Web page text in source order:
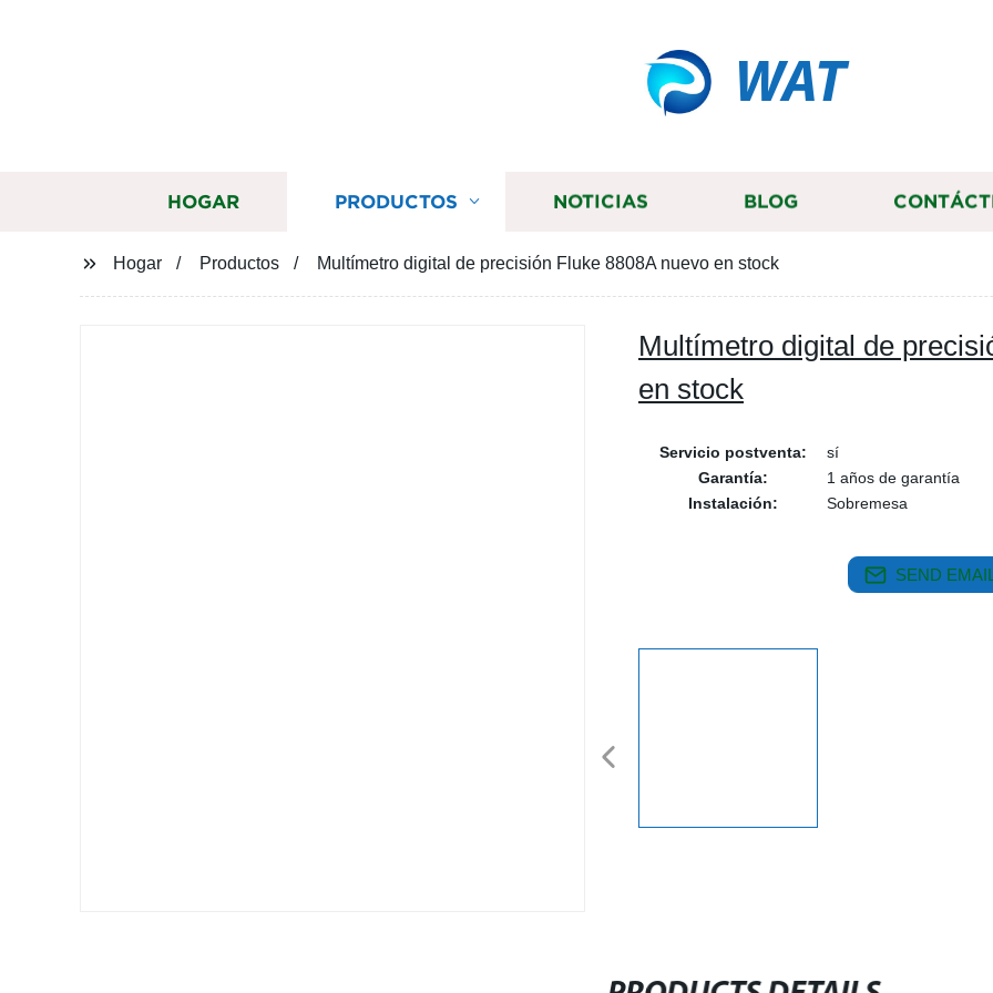
WAT
HOGAR PRODUCTOS NOTICIAS BLOG
Hogar Productos Multímetro digital de precisión Fluke 8808A nuevo en stock
Multímetro digital de
en stock
Servicio postventa:
sí
Garantía:
1 años de garantía
Instalación:
Sobremesa
SEND